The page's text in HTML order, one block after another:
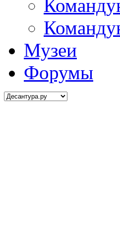
Музеи
Форумы